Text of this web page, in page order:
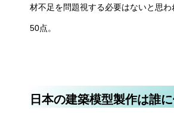
材不足を問題視する必要はないと思
50点。
日本の建築模型製作は誰